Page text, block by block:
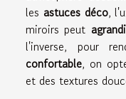
les astuces déco,
miroirs peut
l'inverse, pour
confortable, on
et des textures